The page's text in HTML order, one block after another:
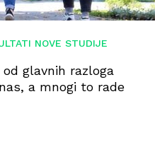
NOVE STUDIJE
od glavnih razloga
a mnogi to rade